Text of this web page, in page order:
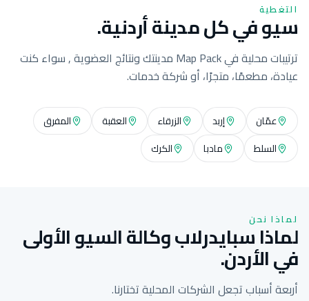
التغطية
سيو في كل مدينة أردنية.
ترتيبات محلية في Map Pack مدينتك ونتائج العضوية , سواء كنت
عيادة، مطعمًا، متجرًا، أو شركة خدمات.
عمّان إربد الزرقاء العقبة
المفرق
السلط
مادبا الكرك
لماذا نحن
لماذا سبايدرلاب وكالة السيو الأولى
في الأردن.
أربعة أسباب تجعل الشركات المحلية تختارنا.